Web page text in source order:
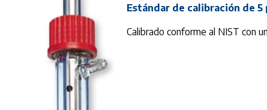
Estándar de calibración de 5
Calibrado conforme al NIST con